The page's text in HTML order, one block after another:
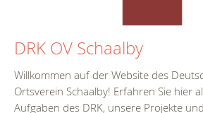
DRK OV Schaalby
Willkommen auf der Website des
Ortsverein Schaalby! Erfahren Sie hier
Aufgaben des DRK, unsere Projekte